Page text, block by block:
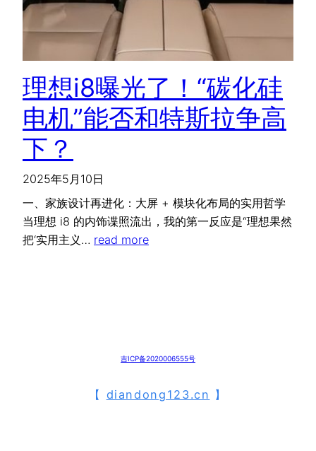
理想i8曝光了！“碳化硅
电机”能否和特斯拉争高
下？
2025年5月10日
一、家族设计再进化：大屏 + 模块化布局的实用哲学
当理想 i8 的内饰谍照流出，我的第一反应是“理想果然
把‘实用主义… read more
吉ICP备2020006555号
【 diandong123.cn 】